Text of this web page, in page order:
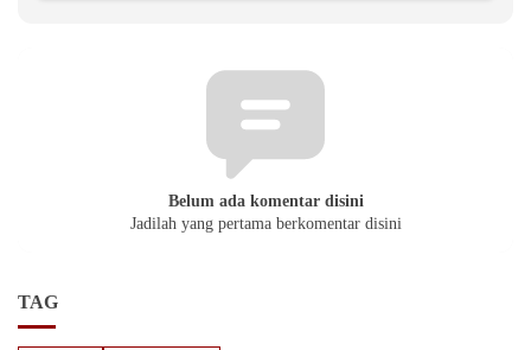
Belum ada komentar disini
Jadilah yang pertama berkomentar disini
TAG